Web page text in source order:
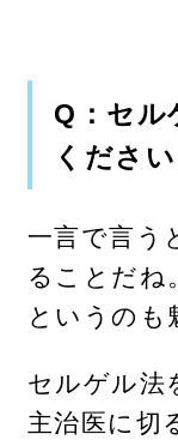
Q：セル
ください
一言で言う
ることだね
というのも
セルゲル法
主治医に切